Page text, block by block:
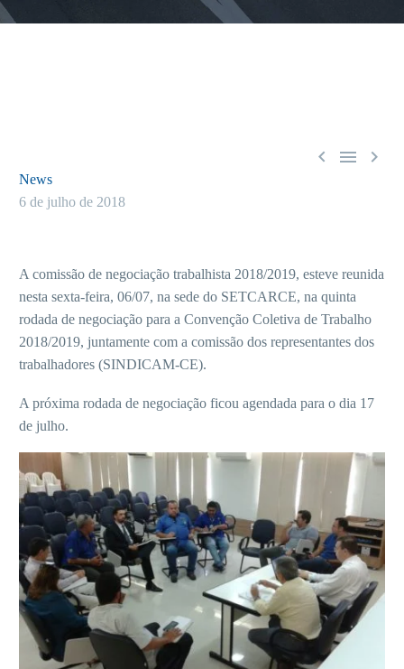
  
News
6 de julho de 2018
A comissão de negociação trabalhista 2018/2019, esteve reunida
nesta sexta-feira, 06/07, na sede do SETCARCE, na quinta
rodada de negociação para a Convenção Coletiva de Trabalho
2018/2019, juntamente com a comissão dos representantes dos
trabalhadores (SINDICAM-CE).
A próxima rodada de negociação ficou agendada para o dia 17
de julho.